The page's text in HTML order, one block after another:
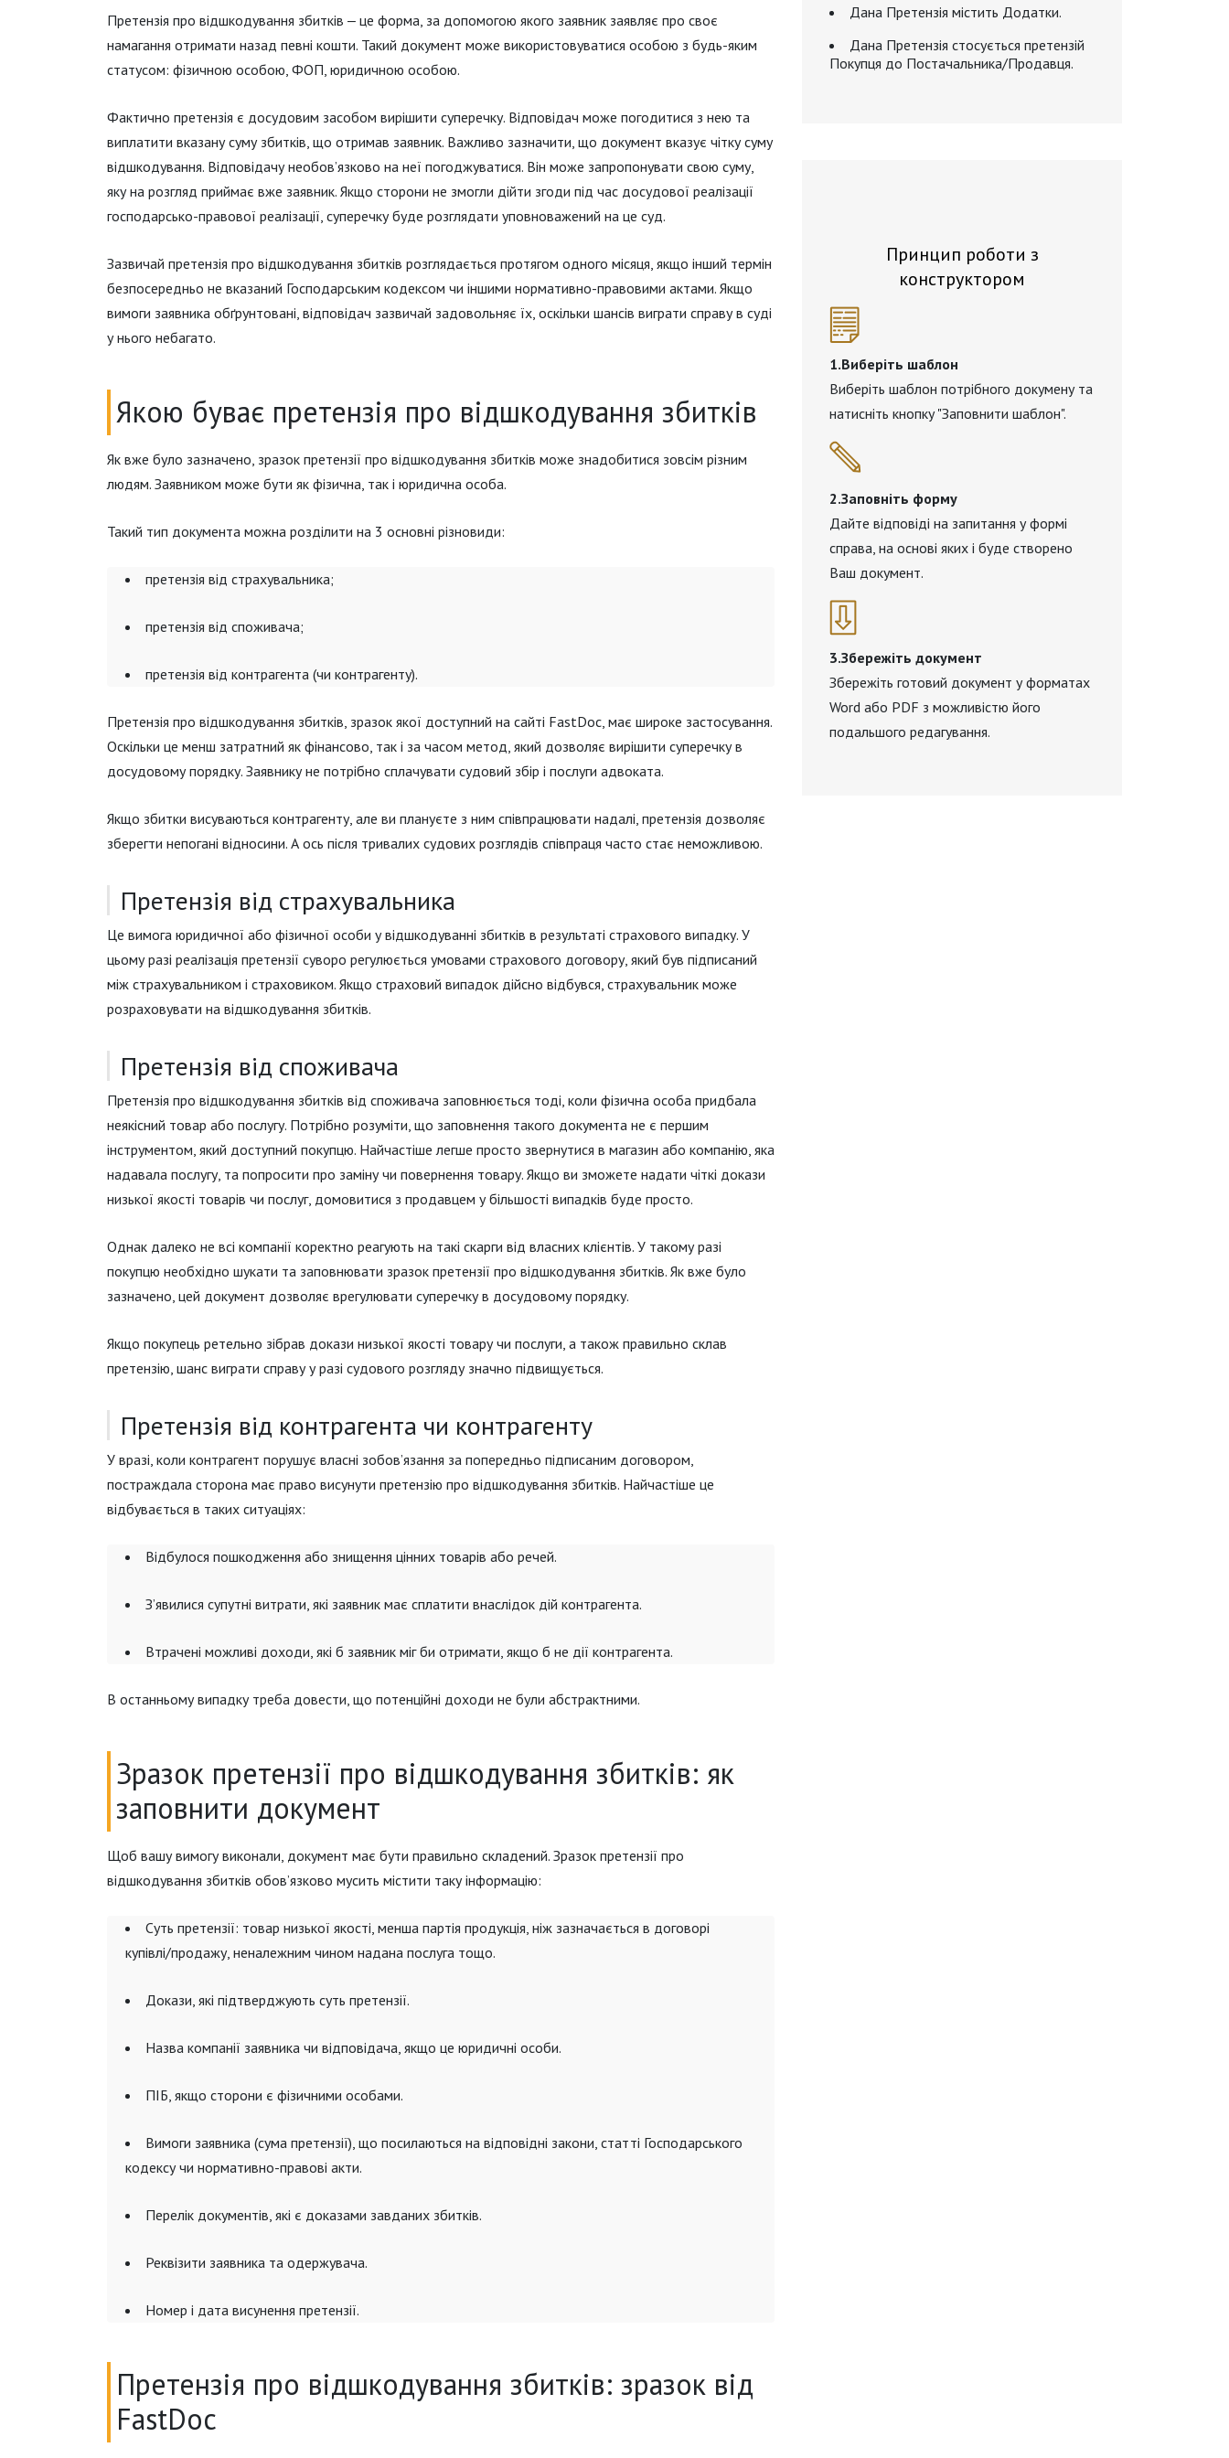
Претензія про відшкодування збитків ‒ це форма, за допомогою якого заявник заявляє про своє
намагання отримати назад певні кошти. Такий документ може використовуватися особою з будь-яким
статусом: фізичною особою, ФОП, юридичною особою.
Фактично претензія є досудовим засобом вирішити суперечку. Відповідач може погодитися з нею та
виплатити вказану суму збитків, що отримав заявник. Важливо зазначити, що документ вказує чітку суму
відшкодування. Відповідачу необов’язково на неї погоджуватися. Він може запропонувати свою суму,
яку на розгляд приймає вже заявник. Якщо сторони не змогли дійти згоди під час досудової реалізації
господарсько-правової реалізації, суперечку буде розглядати уповноважений на це суд.
Зазвичай претензія про відшкодування збитків розглядається протягом одного місяця, якщо інший термін
безпосередньо не вказаний Господарським кодексом чи іншими нормативно-правовими актами. Якщо
вимоги заявника обґрунтовані, відповідач зазвичай задовольняє їх, оскільки шансів виграти справу в суді
у нього небагато.
Якою буває претензія про відшкодування збитків
Як вже було зазначено, зразок претензії про відшкодування збитків може знадобитися зовсім різним
людям. Заявником може бути як фізична, так і юридична особа.
Такий тип документа можна розділити на 3 основні різновиди:
претензія від страхувальника;
претензія від споживача;
претензія від контрагента (чи контрагенту).
Претензія про відшкодування збитків, зразок якої доступний на сайті FastDoc, має широке застосування.
Оскільки це менш затратний як фінансово, так і за часом метод, який дозволяє вирішити суперечку в
досудовому порядку. Заявнику не потрібно сплачувати судовий збір і послуги адвоката.
Якщо збитки висуваються контрагенту, але ви плануєте з ним співпрацювати надалі, претензія дозволяє
зберегти непогані відносини. А ось після тривалих судових розглядів співпраця часто стає неможливою.
Претензія від страхувальника
Це вимога юридичної або фізичної особи у відшкодуванні збитків в результаті страхового випадку. У
цьому разі реалізація претензії суворо регулюється умовами страхового договору, який був підписаний
між страхувальником і страховиком. Якщо страховий випадок дійсно відбувся, страхувальник може
розраховувати на відшкодування збитків.
Претензія від споживача
Претензія про відшкодування збитків від споживача заповнюється тоді, коли фізична особа придбала
неякісний товар або послугу. Потрібно розуміти, що заповнення такого документа не є першим
інструментом, який доступний покупцю. Найчастіше легше просто звернутися в магазин або компанію, яка
надавала послугу, та попросити про заміну чи повернення товару. Якщо ви зможете надати чіткі докази
низької якості товарів чи послуг, домовитися з продавцем у більшості випадків буде просто.
Однак далеко не всі компанії коректно реагують на такі скарги від власних клієнтів. У такому разі
покупцю необхідно шукати та заповнювати зразок претензії про відшкодування збитків. Як вже було
зазначено, цей документ дозволяє врегулювати суперечку в досудовому порядку.
Якщо покупець ретельно зібрав докази низької якості товару чи послуги, а також правильно склав
претензію, шанс виграти справу у разі судового розгляду значно підвищується.
Претензія від контрагента чи контрагенту
У вразі, коли контрагент порушує власні зобов’язання за попередньо підписаним договором,
постраждала сторона має право висунути претензію про відшкодування збитків. Найчастіше це
відбувається в таких ситуаціях:
Відбулося пошкодження або знищення цінних товарів або речей.
З’явилися супутні витрати, які заявник має сплатити внаслідок дій контрагента.
Втрачені можливі доходи, які б заявник міг би отримати, якщо б не дії контрагента.
В останньому випадку треба довести, що потенційні доходи не були абстрактними.
Зразок претензії про відшкодування збитків: як
заповнити документ
Щоб вашу вимогу виконали, документ має бути правильно складений. Зразок претензії про
відшкодування збитків обов’язково мусить містити таку інформацію:
Суть претензії: товар низької якості, менша партія продукція, ніж зазначається в договорі
купівлі/продажу, неналежним чином надана послуга тощо.
Докази, які підтверджують суть претензії.
Назва компанії заявника чи відповідача, якщо це юридичні особи.
ПІБ, якщо сторони є фізичними особами.
Вимоги заявника (сума претензії), що посилаються на відповідні закони, статті Господарського
кодексу чи нормативно-правові акти.
Перелік документів, які є доказами завданих збитків.
Реквізити заявника та одержувача.
Номер і дата висунення претензії.
Претензія про відшкодування збитків: зразок від
FastDoc
Дана Претензія містить Додатки.
Дана Претензія стосується претензій
Покупця до Постачальника/Продавця.
Принцип роботи з
конструктором
1.Виберіть шаблон
Виберіть шаблон потрібного докумену та
натисніть кнопку "Заповнити шаблон".
2.Заповніть форму
Дайте відповіді на запитання у формі
справа, на основі яких і буде створено
Ваш документ.
3.Збережіть документ
Збережіть готовий документ у форматах
Word або PDF з можливістю його
подальшого редагування.